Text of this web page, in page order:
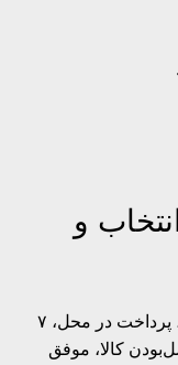
و
رایان نور با پایبندی به سه اصل کلیدی، پرداخت در محل، ۷
کالا، موفق